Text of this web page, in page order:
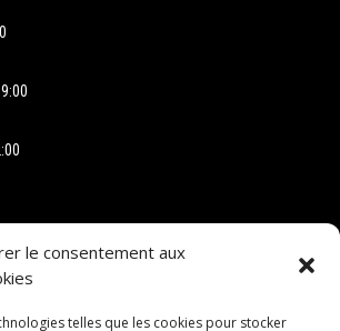
le consentement aux
telles que les cookies pour stocker